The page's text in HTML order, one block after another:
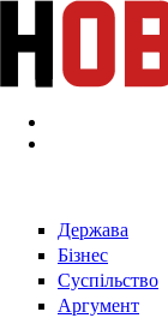
Перейти к
Держава
Бізнес
Суспільство
Аргумент